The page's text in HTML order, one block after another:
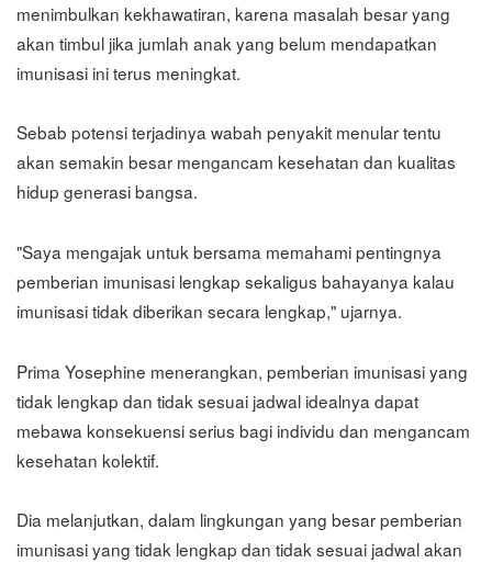
menimbulkan kekhawatiran, karena masalah besar yang
akan timbul jika jumlah anak yang belum mendapatkan
imunisasi ini terus meningkat.
Sebab potensi terjadinya wabah penyakit menular tentu
akan semakin besar mengancam kesehatan dan kualitas
hidup generasi bangsa.
"Saya mengajak untuk bersama memahami pentingnya
pemberian imunisasi lengkap sekaligus bahayanya kalau
imunisasi tidak diberikan secara lengkap," ujarnya.
Prima Yosephine menerangkan, pemberian imunisasi yang
tidak lengkap dan tidak sesuai jadwal idealnya dapat
mebawa konsekuensi serius bagi individu dan mengancam
kesehatan kolektif.
Dia melanjutkan, dalam lingkungan yang besar pemberian
imunisasi yang tidak lengkap dan tidak sesuai jadwal akan